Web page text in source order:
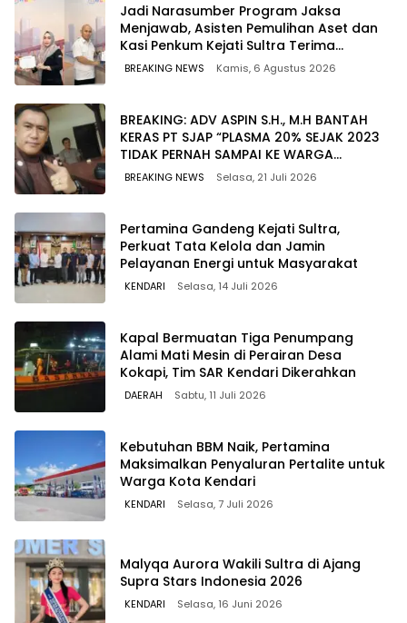
Jadi Narasumber Program Jaksa
Menjawab, Asisten Pemulihan Aset dan
Kasi Penkum Kejati Sultra Terima
Penghargaan dari Komisaris MEK TV
BREAKING NEWS Kamis, 6 Agustus 2026
BREAKING: ADV ASPIN S.H., M.H BANTAH
KERAS PT SJAP “PLASMA 20% SEJAK 2023
TIDAK PERNAH SAMPAI KE WARGA
WAWOONE!
BREAKING NEWS Selasa, 21 Juli 2026
Pertamina Gandeng Kejati Sultra,
Perkuat Tata Kelola dan Jamin
Pelayanan Energi untuk Masyarakat
KENDARI Selasa, 14 Juli 2026
Kapal Bermuatan Tiga Penumpang
Alami Mati Mesin di Perairan Desa
Kokapi, Tim SAR Kendari Dikerahkan
DAERAH Sabtu, 11 Juli 2026
Kebutuhan BBM Naik, Pertamina
Maksimalkan Penyaluran Pertalite untuk
Warga Kota Kendari
KENDARI Selasa, 7 Juli 2026
Malyqa Aurora Wakili Sultra di Ajang
Supra Stars Indonesia 2026
KENDARI Selasa, 16 Juni 2026